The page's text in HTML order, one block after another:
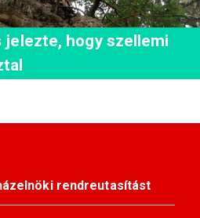
hogy szellemi
rendreutasítást